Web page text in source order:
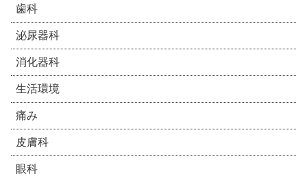
歯科
泌尿器科
消化器科
生活環境
痛み
皮膚科
眼科